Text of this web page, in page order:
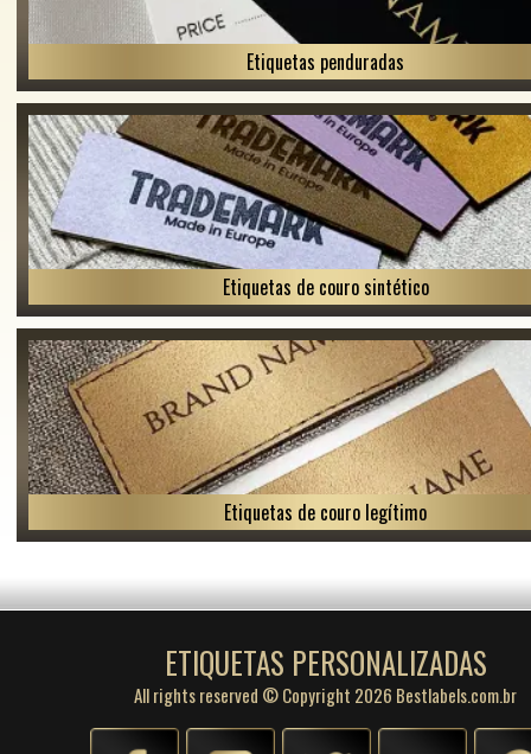
Etiquetas penduradas
Etiquetas de couro sintético
Etiquetas de couro legítimo
ETIQUETAS PERSONALIZADAS
All rights reserved © Copyright 2026 Bestlabels.com.br